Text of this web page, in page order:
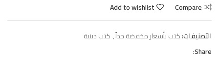
Compare
Add to wishlist
التصنيفات:كتب بأسعار مخفضة جداً, كتب دينية
Share: